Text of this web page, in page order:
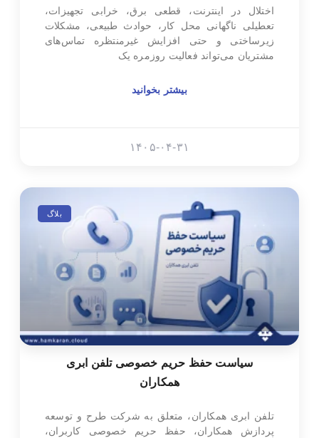
اختلال در اینترنت، قطعی برق، خرابی تجهیزات،
تعطیلی ناگهانی محل کار، حوادث طبیعی، مشکلات
زیرساختی و حتی افزایش غیرمنتظره تماس‌های
مشتریان می‌تواند فعالیت روزمره یک
بیشتر بخوانید
۱۴۰۵-۰۴-۳۱
بلاگ
سیاست حفظ حریم خصوصی تلفن ابری
همکاران
تلفن ابری همکاران، متعلق به شرکت طرح و توسعه
پردازش همکاران، حفظ حریم خصوصی کاربران،